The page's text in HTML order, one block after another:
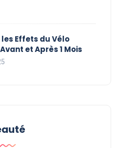
Effets du Vélo
et Après 1 Mois